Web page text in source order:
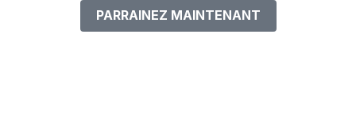
PARRAINEZ MAINTENANT